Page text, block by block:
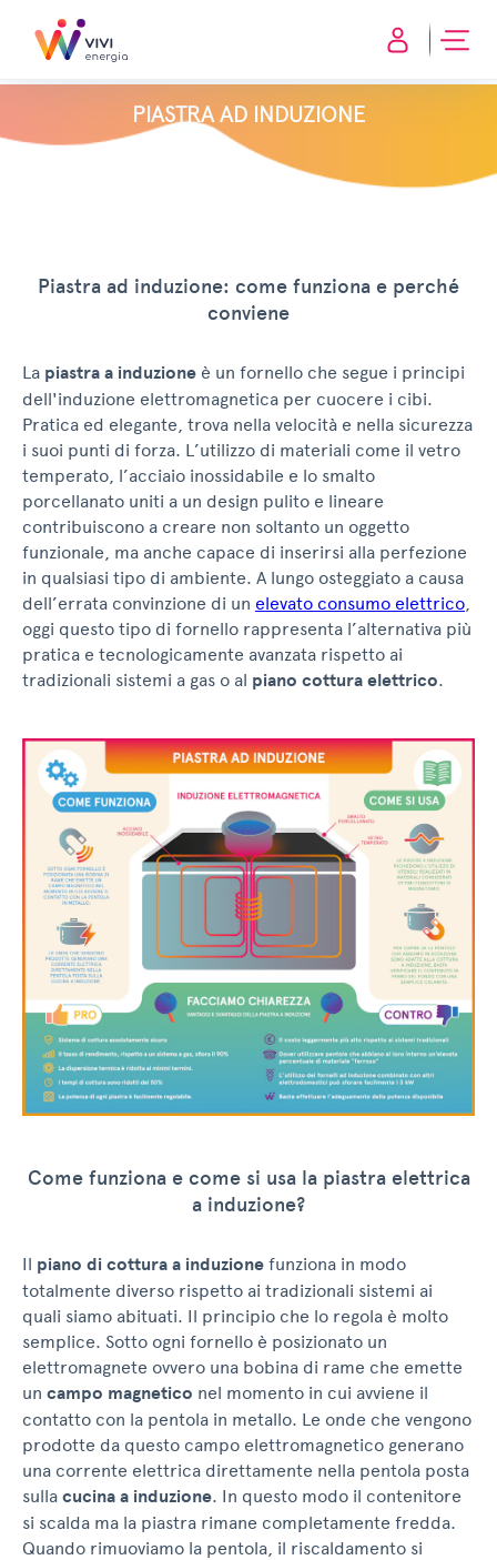
PIASTRA AD INDUZIONE
Piastra ad induzione: come funziona e perché
conviene
La piastra a induzione è un fornello che segue i principi
dell'induzione elettromagnetica per cuocere i cibi.
Pratica ed elegante, trova nella velocità e nella sicurezza
i suoi punti di forza. L’utilizzo di materiali come il vetro
temperato, l’acciaio inossidabile e lo smalto
porcellanato uniti a un design pulito e lineare
contribuiscono a creare non soltanto un oggetto
funzionale, ma anche capace di inserirsi alla perfezione
in qualsiasi tipo di ambiente. A lungo osteggiato a causa
dell’errata convinzione di un elevato consumo elettrico,
oggi questo tipo di fornello rappresenta l’alternativa più
pratica e tecnologicamente avanzata rispetto ai
tradizionali sistemi a gas o al piano cottura elettrico.
Come funziona e come si usa la piastra elettrica
a induzione?
Il piano di cottura a induzione funziona in modo
totalmente diverso rispetto ai tradizionali sistemi ai
quali siamo abituati. Il principio che lo regola è molto
semplice. Sotto ogni fornello è posizionato un
elettromagnete ovvero una bobina di rame che emette
un campo magnetico nel momento in cui avviene il
contatto con la pentola in metallo. Le onde che vengono
prodotte da questo campo elettromagnetico generano
una corrente elettrica direttamente nella pentola posta
sulla cucina a induzione. In questo modo il contenitore
si scalda ma la piastra rimane completamente fredda.
Quando rimuoviamo la pentola, il riscaldamento si